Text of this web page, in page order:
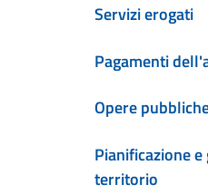
Servizi erogati
Pagamenti
Opere
Pianificazione
territorio